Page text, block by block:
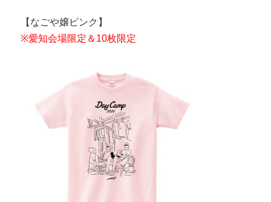
【なごや嬢ピンク】
※愛知会場限定＆10枚限定